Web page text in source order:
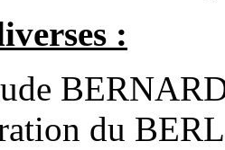
:
du